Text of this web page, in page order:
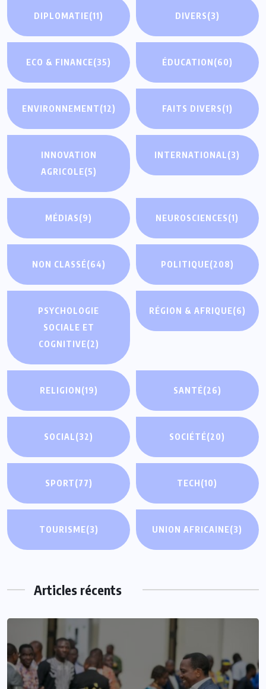
DIPLOMATIE(11) DIVERS(3)
ECO & FINANCE(35) ÉDUCATION(60)
ENVIRONNEMENT(12) FAITS DIVERS(1)
INNOVATION
AGRICOLE(5)
INTERNATIONAL(3)
MÉDIAS(9) NEUROSCIENCES(1)
NON CLASSÉ(64) POLITIQUE(208)
PSYCHOLOGIE
SOCIALE ET
COGNITIVE(2)
RÉGION & AFRIQUE(6)
RELIGION(19) SANTÉ(26)
SOCIAL(32) SOCIÉTÉ(20)
SPORT(77) TECH(10)
TOURISME(3) UNION AFRICAINE(3)
Articles récents